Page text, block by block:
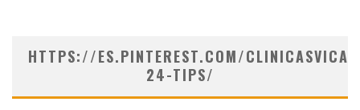
HTTPS://ES.PINTEREST.COM/
24-TIPS/